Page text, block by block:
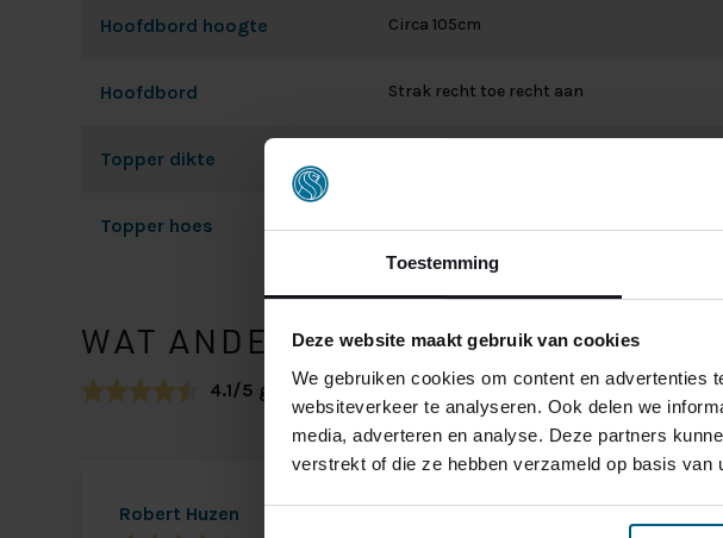
Toestemming
Deze website maakt gebruik van cookies
We gebruiken cookies om content en advertenties
websiteverkeer te analyseren. Ook delen we
media, adverteren en analyse. Deze partners
verstrekt of die ze hebben verzameld op basis van
Hoofdbord hoogte Circa 105cm
Hoofdbord Strak recht toe recht aan
Topper dikte
Topper hoes
WAT ANDERE ZEGGEN
4.1/5 gebaseerd op 22 reviews
Robert Huzen 25-8-2025 Carla H